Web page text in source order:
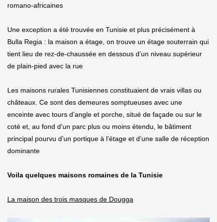
romano-africaines
Une exception a été trouvée en Tunisie et plus précisément à
Bulla Regia : la maison a étage, on trouve un étage souterrain qui
tient lieu de rez-de-chaussée en dessous d’un niveau supérieur
de plain-pied avec la rue
Les maisons rurales Tunisiennes constituaient de vrais villas ou
châteaux. Ce sont des demeures somptueuses avec une
enceinte avec tours d’angle et porche, situé de façade ou sur le
coté et, au fond d’un parc plus ou moins étendu, le bâtiment
principal pourvu d’un portique à l’étage et d’une salle de réception
dominante
Voila quelques maisons romaines de la Tunisie
La maison des trois masques de Dougga